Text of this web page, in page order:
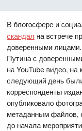
В блогосфере и
скандал на встрече
доверенными
Путина с
на YouTube видео,
следующий день
корреспонденты
опубликовало
метаданным файлов,
до начала